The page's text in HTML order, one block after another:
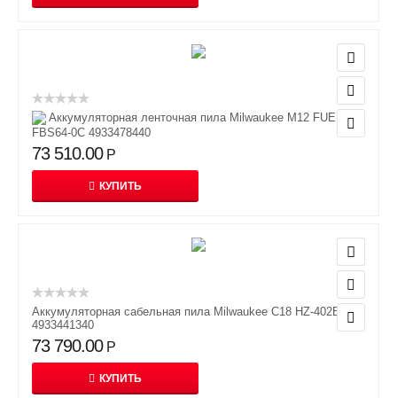
Аккумуляторная ленточная пила Milwaukee M12 FUEL
FBS64-0C 4933478440
73 510.00 Р
КУПИТЬ
Аккумуляторная сабельная пила Milwaukee C18 HZ-402B
4933441340
73 790.00 Р
КУПИТЬ